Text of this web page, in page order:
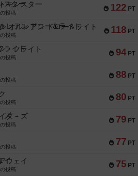
122 PT
モンスター
投稿
118 PT
-オルレアン ドロー＆ライト
投稿
94 PT
・フライト
投稿
88 PT
投稿
80 PT
投稿
79 PT
ダ－ズ
投稿
77 PT
投稿
75 PT
ウェイ
投稿